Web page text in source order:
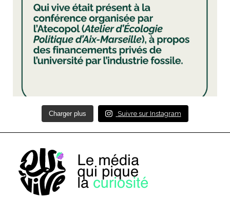
Charger plus Suivre sur Instagram